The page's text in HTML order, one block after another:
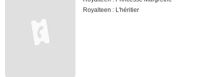
Royalteen : L'héritier